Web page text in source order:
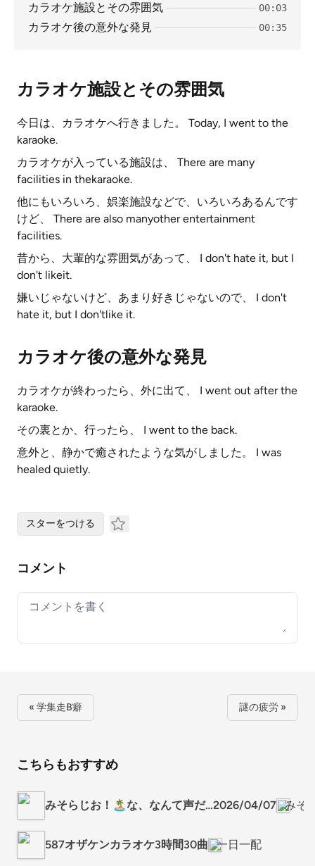
カラオケ施設とその雰囲気 00:03
カラオケ後の意外な発見 00:35
カラオケ施設とその雰囲気
今日は、カラオケへ行きました。 Today, I went to the
karaoke.
カラオケが入っている施設は、 There are many
facilities in thekaraoke.
他にもいろいろ、娯楽施設などで、いろいろあるんです
けど、 There are also manyother entertainment
facilities.
昔から、大輩的な雰囲気があって、 I don't hate it, but I
don't likeit.
嫌いじゃないけど、あまり好きじゃないので、 I don't
hate it, but I don'tlike it.
カラオケ後の意外な発見
カラオケが終わったら、外に出て、 I went out after the
karaoke.
その裏とか、行ったら、 I went to the back.
意外と、静かで癒されたような気がしました。 I was
healed quietly.
スターをつける
コメント
Your comment
« 学集走B癖 謎の疲労 »
こちらもおすすめ
みそらじお！🏝️な、なんて声だ…2026/04/07 みそ
587オザケンカラオケ3時間30曲 一日一配